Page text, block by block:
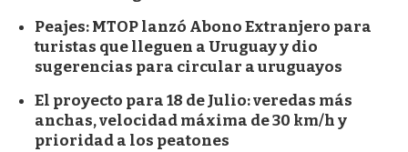
Peajes: MTOP lanzó Abono Extranjero para
turistas que lleguen a Uruguay y dio
sugerencias para circular a uruguayos
El proyecto para 18 de Julio: veredas más
anchas, velocidad máxima de 30 km/h y
prioridad a los peatones